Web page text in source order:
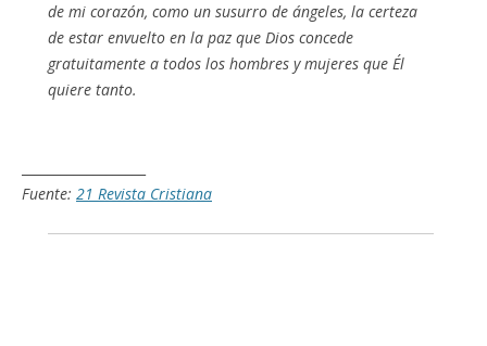
de mi corazón, como un susurro de ángeles, la certeza
de estar envuelto en la paz que Dios concede
gratuitamente a todos los hombres y mujeres que Él
quiere tanto.
Fuente: 21 Revista Cristiana